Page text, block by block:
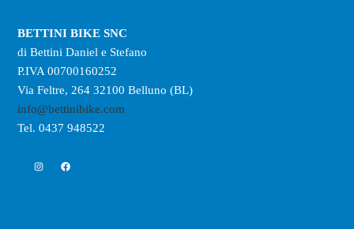
BETTINI BIKE SNC
di Bettini Daniel e Stefano
P.IVA 00700160252
Via Feltre, 264 32100 Belluno (BL)
info@bettinibike.com
Tel. 0437 948522
InstagramFacebook